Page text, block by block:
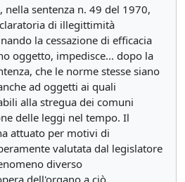
nella sentenza n. 49 del 1970,
di illegittimità
la cessazione di efficacia
oggetto, impedisce... dopo la
che le norme stesse siano
ad oggetti ai quali
alla stregua dei comuni
delle leggi nel tempo. Il
attuato per motivi di
valutata dal legislatore
diverso
dell'organo a ciò